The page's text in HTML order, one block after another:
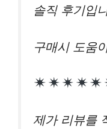
솔직 후기입
구매시 도움
제가 리뷰를